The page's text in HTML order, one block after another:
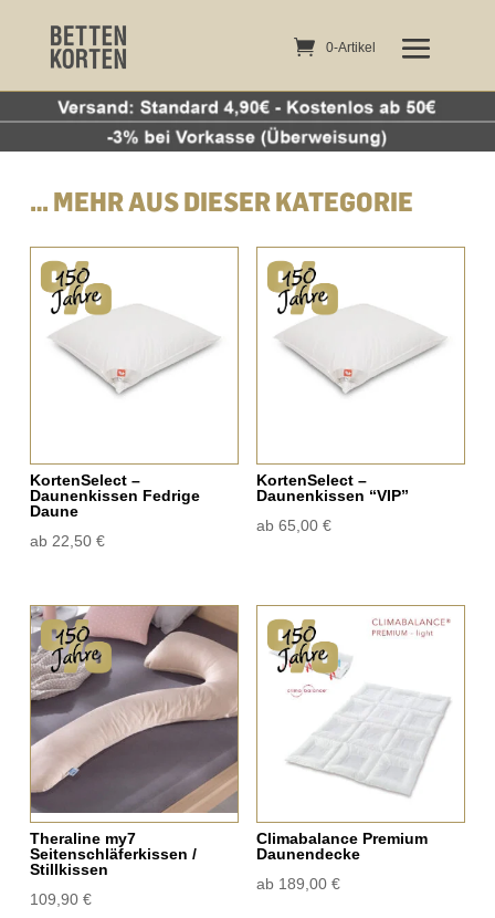
0-Artikel
… MEHR AUS DIESER KATEGORIE
KortenSelect –
Daunenkissen Fedrige
Daune
ab 22,50€
KortenSelect –
Daunenkissen “VIP”
ab 65,00 €
Theraline my7
Seitenschläferkissen /
Stillkissen
109,90€
Climabalance Premium
Daunendecke
ab 189,00 €